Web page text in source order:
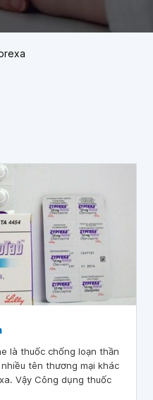
là thuốc chống loạn thần
tên thương mại khác
Vậy Công dụng thuốc